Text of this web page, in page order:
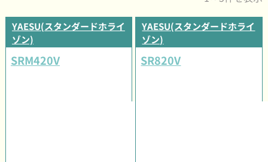
YAESU(スタンダードホライ
ゾン)
SRM420V
YAESU(スタンダードホライ
ゾン)
SR820V